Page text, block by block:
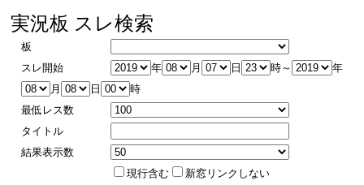
実況板 スレ検索
板
スレ開始
年 月 日 時～
年
月
日
時
最低レス数
タイトル
結果表示数
現行含む
新窓リンクしない